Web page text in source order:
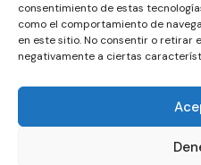
consentimiento de estas
como el comportamiento de
en este sitio. No consentir o retirar
negativamente a ciertas